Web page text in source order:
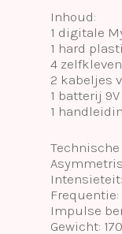
Inhoud:
1 digitale
1 hard
4
2 kabeljes
1 batterij 9V
1
Frequentie:
Impulse
Gewicht: